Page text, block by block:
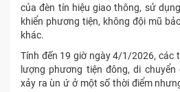
của đèn tín hiệu giao thông, sử
khiển phương tiện, không đội mũ
khác.
Tính đến 19 giờ ngày 4/1/2026, các
lượng phương tiện đông, di
xảy ra ùn ứ ở một số thời điểm